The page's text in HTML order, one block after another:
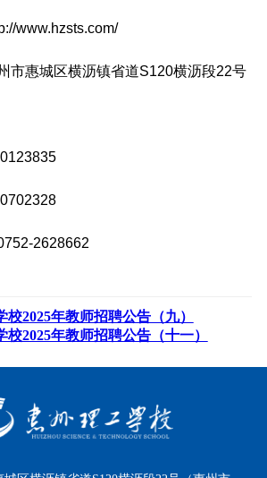
www.hzsts.com/
市惠城区横沥镇省道S120横沥段22号
2628662
校2025年教师招聘公告（九）
校2025年教师招聘公告（十一）